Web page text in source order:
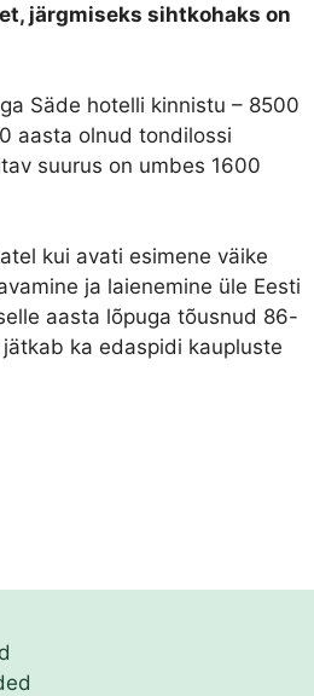
järgmiseks sihtkohaks on
Säde hotelli kinnistu – 8500
aasta olnud tondilossi
suurus on umbes 1600
kui avati esimene väike
ja laienemine üle Eesti
aasta lõpuga tõusnud 86-
ka edaspidi kaupluste